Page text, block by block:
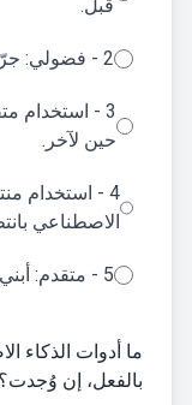
قبل.
2 - فضولي: جرّبت بعض الأدوات.
3 - استخدام
حين لآخر.
4 - استخدام
الاصطناعي
5 - متقدم: أبني prompts معقدة وأتمتة.
ما أدوات الذكاء
بالفعل، إن وُجدت؟